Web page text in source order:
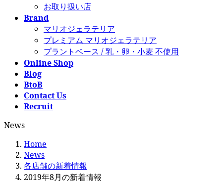
お取り扱い店
Brand
マリオジェラテリア
プレミアム マリオジェラテリア
プラントベース / 乳・卵・小麦 不使用
Online Shop
Blog
BtoB
Contact Us
Recruit
News
Home
News
各店舗の新着情報
2019年8月の新着情報